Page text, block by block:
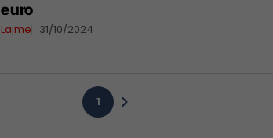
euro
Lajme 31/10/2024
1